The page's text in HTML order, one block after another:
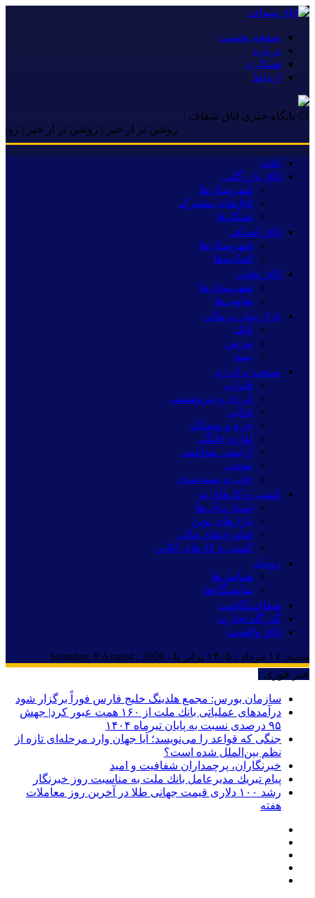
صفحه نخست
درباره
همکاری
ارتباط
۞ پایگاه خبری اتاق شفاف :
روشن تر از خبر | روشن تر از خبر | روشن
خانه
اتاق بازرگانی
شهرستان‌ها
اتاق‌های مشترک
تشکل‌ها
اتاق اصناف
شهرستان‌ها
اتحادیه‌ها
اتاق تعاون
شهرستان‌ها
تعاونی‌ها
بازار پولی و مالی
بانک
بورس
بیمه
صنعت و انرژی
فلزات
انرژی و پتروشیمی
غذایی
چرم و پوشاک
لوازم خانگی
آرایشی بهداشتی
معدنی
چاپ و بسته‌بندی
کسب و کارهای نو
استارت‌آپ‌ها
بازارهای نوین
فناوری‌های مالی
کسب و کارهای آنلاین
رویداد
همایش‌ها
نمایشگاه‌ها
شفاف‌نگاشت
گذرگاه تجارت
اتاق واقعیت
شنبه, ۱۷ مرداد , ۱۴۰۵ برابر با - Saturday, 8 August , 2026
خبر فوری :
سازمان بورس: مجمع هلدینگ خلیج فارس فوراً برگزار شود
درآمدهای عملیاتی بانك ملت از ۱۶۰ همت عبور كرد| جهش
۹۵ درصدی نسبت به پایان تیرماه ۱۴۰۴
جنگی که قواعد را می‌نویسد؛ آیا جهان وارد مرحله‌ای تازه از
نظم بین‌الملل شده است؟
خبرنگاران، پرچمداران شفافیت و امید
پیام تبریك مدیرعامل بانك ملت به مناسبت روز خبرنگار
رشد ۱۰۰ دلاری قیمت جهانی طلا در آخرین روز معاملات
هفته